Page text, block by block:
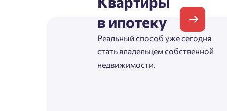
в ипотеку
Реальный способ уже сегодня
стать владельцем собственной
недвижимости.